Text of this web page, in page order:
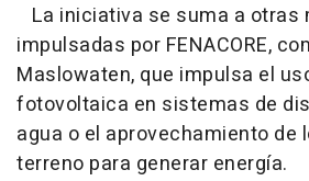
La iniciativa se suma a otras
impulsadas por FENACORE,
Maslowaten, que impulsa el
fotovoltaica en sistemas de
agua o el aprovechamiento de
terreno para generar energía.